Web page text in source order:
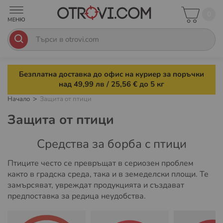
Безплатна доставка до офис на куриер за поръчки
над 49,99 лв / 25,56 € до 5 кг
Начало Защита от птици
Защита от птици
Средства за борба с птици
Птиците често се превръщат в сериозен проблем
както в градска среда, така и в земеделски площи. Те
замърсяват, увреждат продукцията и създават
предпоставка за редица неудобства.